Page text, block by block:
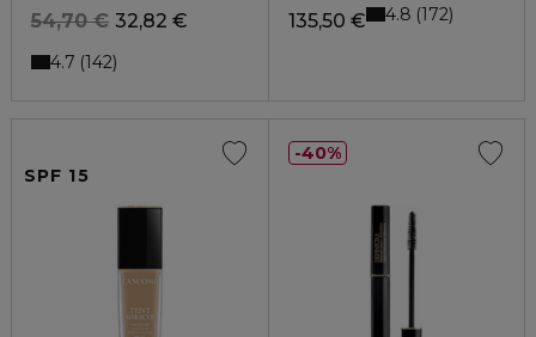
32,82 €
54,70 €
4.7 142
135,50 € 4.8 172
SPF 15
40%